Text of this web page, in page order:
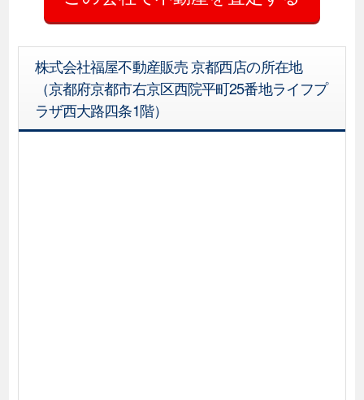
株式会社福屋不動産販売 京都西店の所在地
（京都府京都市右京区西院平町25番地ライフプ
ラザ西大路四条1階）